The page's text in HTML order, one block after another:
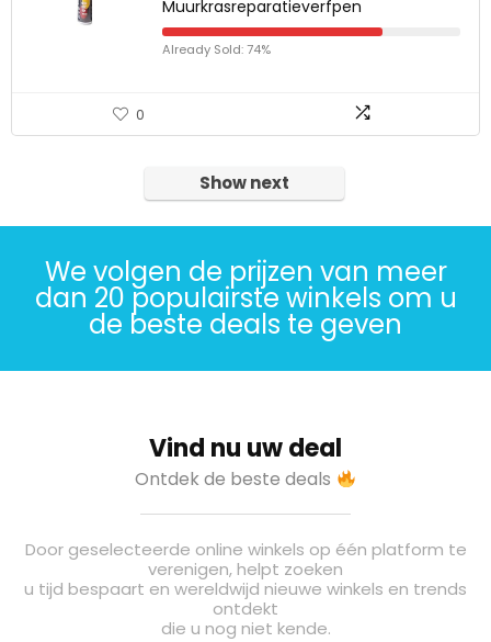
Muurkrasreparatieverfpen
Already Sold: 74%
0
Show next
We volgen de prijzen van meer
dan 20 populairste winkels om u
de beste deals te geven
Vind nu uw deal
Ontdek de beste deals
Door geselecteerde online winkels op één platform te
verenigen, helpt zoeken
u tijd bespaart en wereldwijd nieuwe winkels en trends
ontdekt
die u nog niet kende.